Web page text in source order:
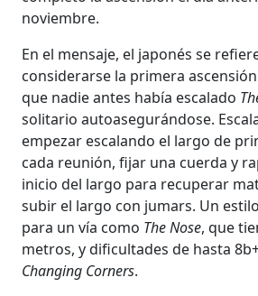
noviembre.
En el mensaje, el japonés se
considerarse la primera
que nadie antes había escalado
solitario autoasegurándose.
empezar escalando el largo de
cada reunión, fijar una cuerda y
inicio del largo para recuperar
subir el largo con jumars. Un
para un vía como The Nose, que
metros, y dificultades de hasta
Changing Corners.